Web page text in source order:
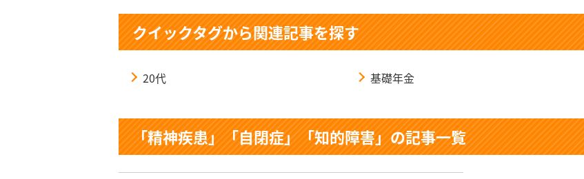
クイックタグから関連記事を探す
20代 基礎年金
「精神疾患」「自閉症」「知的障害」の記事一覧